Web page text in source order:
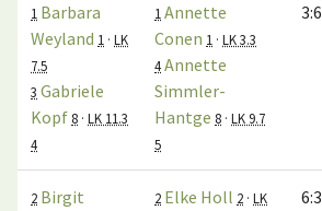
1 Barbara
Weyland 1 · LK
7.5
3 Gabriele
Kopf 8 · LK 11.3
4
1 Annette
Conen 1 · LK 3.3
4Annette
Simmler-
Hantge 8 · LK 9.7
5
3:6
2 Birgit
2 Elke Holl 2 · LK
6:3